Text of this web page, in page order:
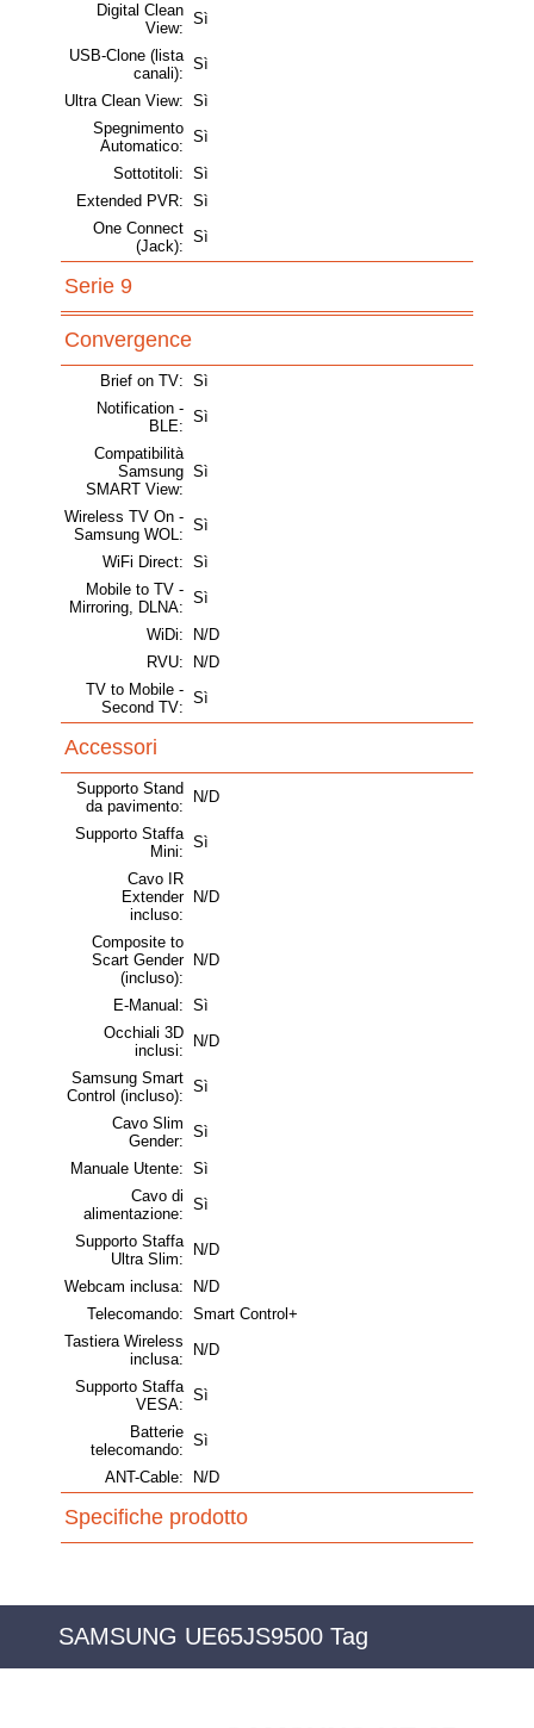
Digital Clean
View:
Sì
USB-Clone (lista
canali):
Sì
Ultra Clean View: Sì
Spegnimento
Automatico:
Sì
Sottotitoli: Sì
Extended PVR: Sì
One Connect
(Jack):
Sì
Serie 9
Convergence
Brief on TV: Sì
Notification -
BLE:
Sì
Compatibilità
Samsung
SMART View:
Sì
Wireless TV On -
Samsung WOL:
Sì
WiFi Direct: Sì
Mobile to TV -
Mirroring, DLNA:
Sì
WiDi:
N/D
RVU:
N/D
TV to Mobile -
Second TV:
Sì
Accessori
Supporto Stand
da pavimento:
N/D
Supporto Staffa
Mini:
Sì
Cavo IR
Extender
incluso:
N/D
Composite to
Scart Gender
(incluso):
N/D
E-Manual: Sì
Occhiali 3D
inclusi:
N/D
Samsung Smart
Control (incluso):
Sì
Cavo Slim
Gender:
Sì
Manuale Utente: Sì
Cavo di
alimentazione:
Sì
Supporto Staffa
Ultra Slim:
N/D
Webcam inclusa:
N/D
Telecomando: Smart Control+
Tastiera Wireless
inclusa:
N/D
Supporto Staffa
VESA:
Sì
Batterie
telecomando:
Sì
ANT-Cable: N/D
Specifiche prodotto
SAMSUNG UE65JS9500 Tag